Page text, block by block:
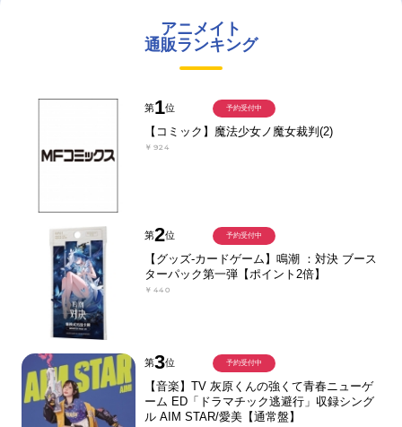
アニメイト
通販ランキング
第1位
【コミック】魔法少女ノ魔女裁判(2)
￥924
予約受付中
第2位
【グッズ-カードゲーム】鳴潮 ：対決 ブース
ターパック第一弾【ポイント2倍】
￥440
予約受付中
第3位
【音楽】TV 灰原くんの強くて青春ニューゲ
ーム ED「ドラマチック逃避行」収録シング
ル AIM STAR/愛美【通常盤】
予約受付中